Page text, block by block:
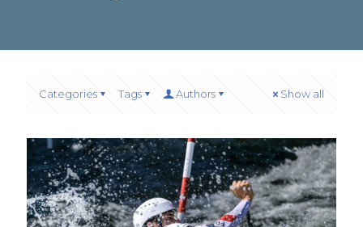
Categories Tags Authors Show all